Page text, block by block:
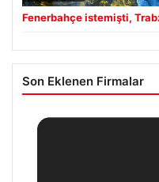
Fenerbahçe istemişti,
Son Eklenen Firmalar